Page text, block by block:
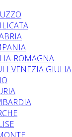
ROMAGNA
VENEZIA GIULIA